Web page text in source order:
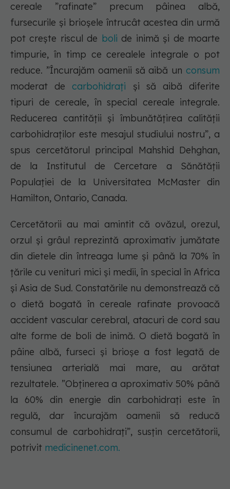
cereale ”rafinate” precum pâinea albă,
fursecurile și brioșele întrucât acestea din urmă
pot crește riscul de boli de inimă și de moarte
timpurie, în timp ce cerealele integrale o pot
reduce. ”Încurajăm oamenii să aibă un consum
moderat de carbohidrați și să aibă diferite
tipuri de cereale, în special cereale integrale.
Reducerea cantității și îmbunătățirea calității
carbohidraților este mesajul studiului nostru”, a
spus cercetătorul principal Mahshid Dehghan,
de la Institutul de Cercetare a Sănătății
Populației de la Universitatea McMaster din
Hamilton, Ontario, Canada.
Cercetătorii au mai amintit că ovăzul, orezul,
orzul și grâul reprezintă aproximativ jumătate
din dietele din întreaga lume și până la 70% în
țările cu venituri mici și medii, în special în Africa
și Asia de Sud. Constatările nu demonstrează că
o dietă bogată în cereale rafinate provoacă
accident vascular cerebral, atacuri de cord sau
alte forme de boli de inimă. O dietă bogată în
pâine albă, furseci și brioșe a fost legată de
tensiunea arterială mai mare, au arătat
rezultatele. ”Obținerea a aproximativ 50% până
la 60% din energie din carbohidrați este în
regulă, dar încurajăm oamenii să reducă
consumul de carbohidrați”, susțin cercetătorii,
potrivit medicinenet.com.